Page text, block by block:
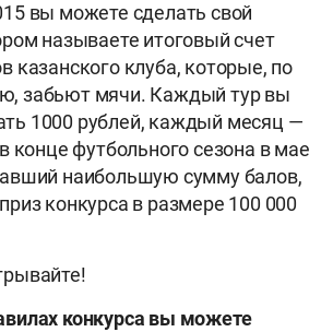
вы можете сделать свой
называете итоговый счет
казанского клуба, которые, по
забьют мячи. Каждый тур вы
1000 рублей, каждый месяц —
конце футбольного сезона в мае
наибольшую сумму балов,
конкурса в размере 100 000
конкурса вы можете